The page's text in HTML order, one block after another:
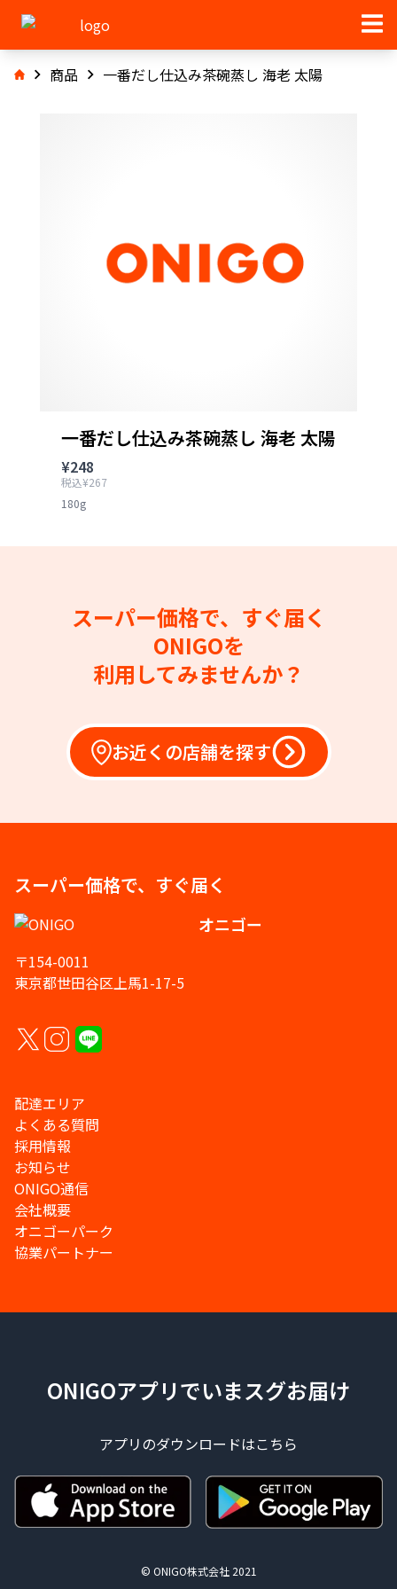
商品 一番だし仕込み茶碗蒸し 海老 太陽
一番だし仕込み茶碗蒸し 海老 太陽
¥248
税込¥267
180g
スーパー価格で、すぐ届く
ONIGOを
利用してみませんか？
お近くの店舗を探す
スーパー価格で、すぐ届く
オニゴー
〒154-0011
東京都世田谷区上馬1-17-5
配達エリア
よくある質問
採用情報
お知らせ
ONIGO通信
会社概要
オニゴーパーク
協業パートナー
ONIGOアプリでいまスグお届け
アプリのダウンロードはこちら
© ONIGO株式会社 2021